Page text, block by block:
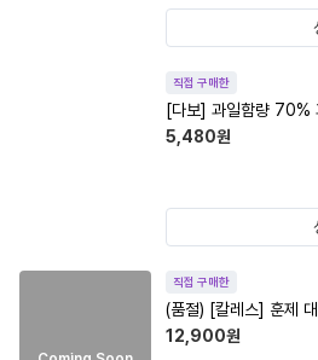
직접 구매한
[다보] 과일함량 70%
5,480원
직접 구매한
(품절) [칼레스] 훈제
12,900원